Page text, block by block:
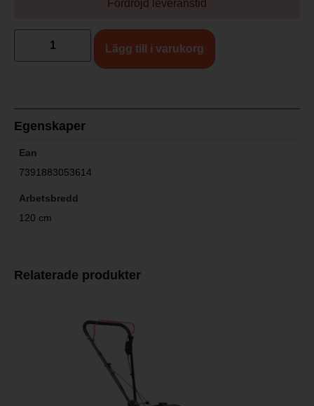
Fördröjd leveranstid
Lägg till i varukorg
Egenskaper
Ean
7391883053614
Arbetsbredd
120 cm
Relaterade produkter